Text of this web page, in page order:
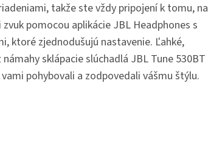
takže ste vždy pripojení k tomu, na
pomocou aplikácie JBL Headphones s
ktoré zjednodušujú nastavenie. Ľahké,
sklápacie slúchadlá JBL Tune 530BT
pohybovali a zodpovedali vášmu štýlu.